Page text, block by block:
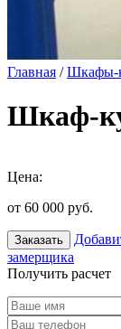
Главная /Шкафы-
Шкаф-
Цена:
от 60 000 руб.
Заказать
замерщика
Получить расчет